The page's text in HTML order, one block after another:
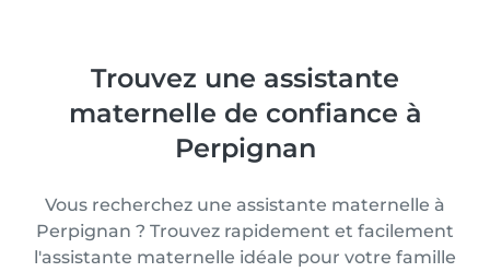
Trouvez une assistante
maternelle de confiance à
Perpignan
Vous recherchez une assistante maternelle à
Perpignan ? Trouvez rapidement et facilement
l'assistante maternelle idéale pour votre famille